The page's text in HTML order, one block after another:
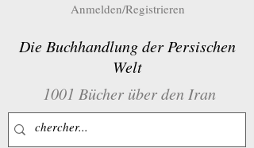
Anmelden/Registrieren
Die Buchhandlung der Persischen
Welt
1001 Bücher über den Iran